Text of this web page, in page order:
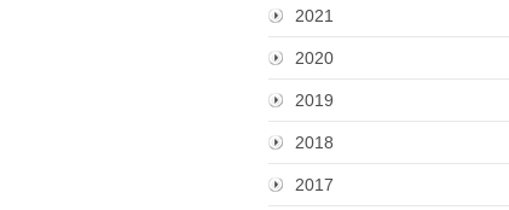
2021
2020
2019
2018
2017